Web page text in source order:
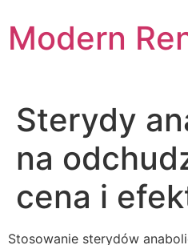
to
content
Modern
Sterydy
na
cena i
Stosowanie sterydów